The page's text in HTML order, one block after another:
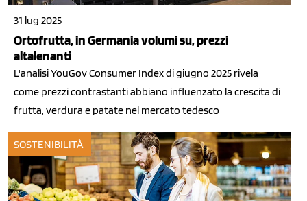
31 lug 2025
Ortofrutta, in Germania volumi su, prezzi
altalenanti
L'analisi YouGov Consumer Index di giugno 2025 rivela
come prezzi contrastanti abbiano influenzato la crescita di
frutta, verdura e patate nel mercato tedesco
SOSTENIBILITÀ